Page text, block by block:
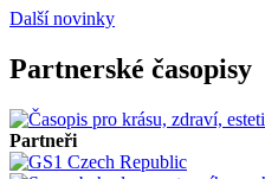
Další novinky
Partnerské časopisy
Partneři